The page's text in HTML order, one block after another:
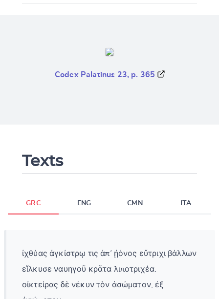
Codex Palatinus 23, p. 365
Texts
GRC ENG CMN ITA
ἰχθύας ἀγκίστρῳ τις ἀπ᾽ ᾐόνος εὔτριχι βάλλων
εἵλκυσε ναυηγοῦ κρᾶτα λιποτριχέα.
οἰκτείρας δὲ νέκυν τὸν ἀσώματον, ἐξ